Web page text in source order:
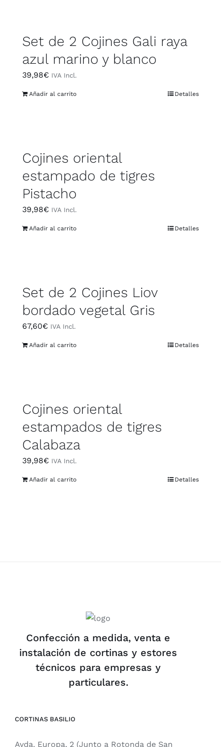
Set de 2 Cojines Gali raya
azul marino y blanco
39,98€ IVA Incl.
Añadir al carrito Detalles
Cojines oriental
estampado de tigres
Pistacho
39,98€ IVA Incl.
Añadir al carrito Detalles
Set de 2 Cojines Liov
bordado vegetal Gris
67,60€ IVA Incl.
Añadir al carrito Detalles
Cojines oriental
estampados de tigres
Calabaza
39,98€ IVA Incl.
Añadir al carrito Detalles
Confección a medida, venta e
instalación de cortinas y estores
técnicos para empresas y
particulares.
CORTINAS BASILIO
Avda. Europa, 2 (Junto a Rotonda de San